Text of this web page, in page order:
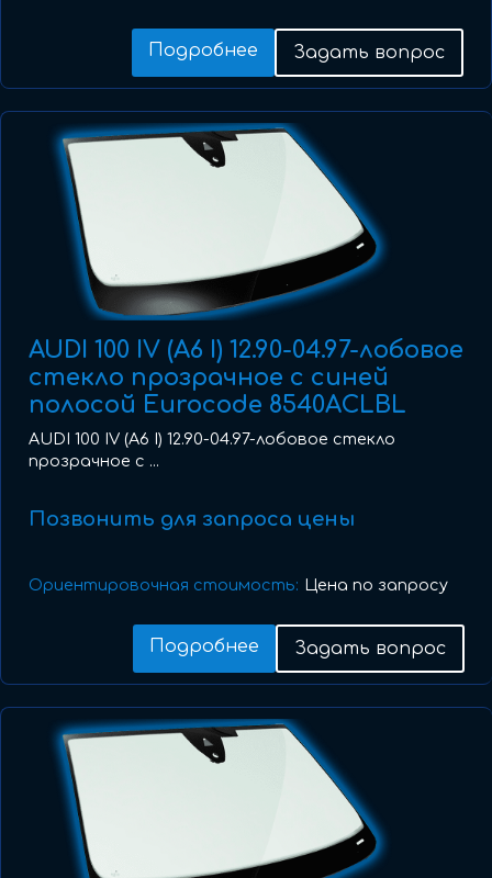
Подробнее Задать вопрос
AUDI 100 IV (A6 I) 12.90-04.97-лобовое
стекло прозрачное с синей
полосой Eurocode 8540ACLBL
AUDI 100 IV (A6 I) 12.90-04.97-лобовое стекло
прозрачное с ...
Позвонить для запроса цены
Ориентировочная стоимость: Цена по запросу
Подробнее Задать вопрос